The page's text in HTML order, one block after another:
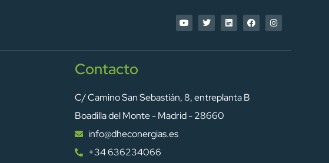
Contacto
C/ Camino San Sebastián, 8, entreplanta B
Boadilla del Monte - Madrid - 28660
info@dheconergias.es
+34 636234066